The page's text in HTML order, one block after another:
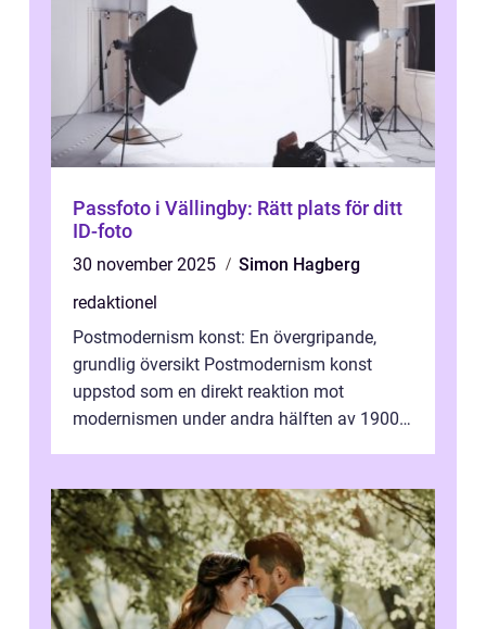
Passfoto i Vällingby: Rätt plats för ditt
ID-foto
30 november 2025
Simon Hagberg
redaktionel
Postmodernism konst: En övergripande,
grundlig översikt Postmodernism konst
uppstod som en direkt reaktion mot
modernismen under andra hälften av 1900-